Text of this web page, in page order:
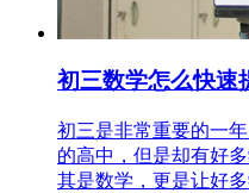
初三数学怎么快速
初三是非常重要的一
的高中，但是却有好
其是数学，更是让好